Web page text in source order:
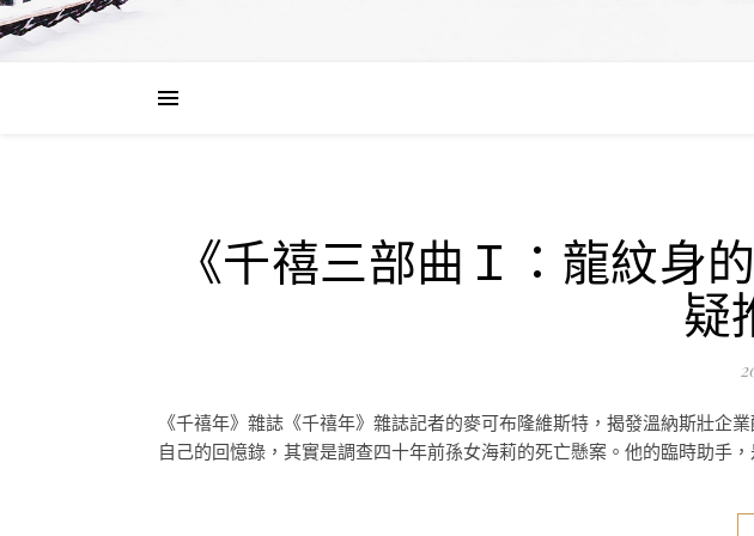
《千禧三部曲Ｉ：龍紋身
疑
《千禧年》雜誌《千禧年》雜誌記者的麥可布隆維斯特，揭發溫納斯壯
自己的回憶錄，其實是調查四十年前孫女海莉的死亡懸案。他的臨時助手，